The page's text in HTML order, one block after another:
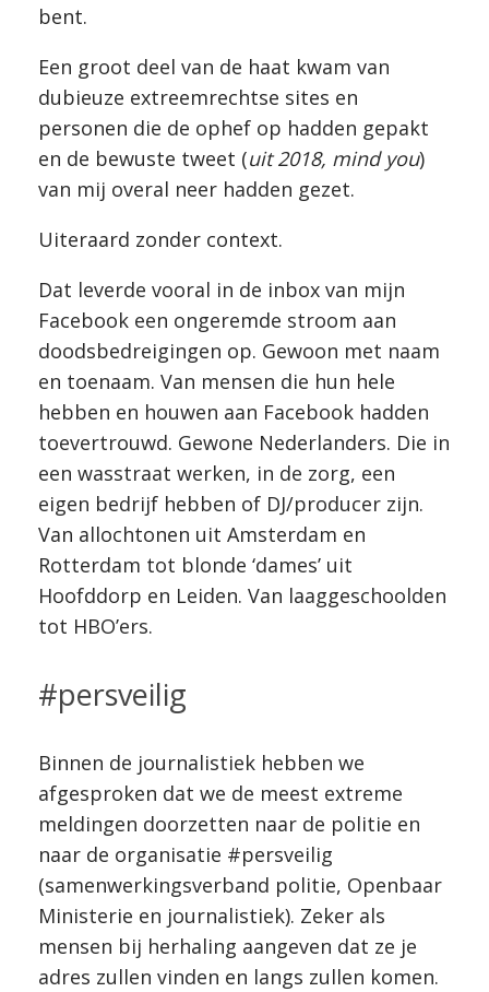
bent.
Een groot deel van de haat kwam van
dubieuze extreemrechtse sites en
personen die de ophef op hadden gepakt
en de bewuste tweet (uit 2018, mind you)
van mij overal neer hadden gezet.
Uiteraard zonder context.
Dat leverde vooral in de inbox van mijn
Facebook een ongeremde stroom aan
doodsbedreigingen op. Gewoon met naam
en toenaam. Van mensen die hun hele
hebben en houwen aan Facebook hadden
toevertrouwd. Gewone Nederlanders. Die in
een wasstraat werken, in de zorg, een
eigen bedrijf hebben of DJ/producer zijn.
Van allochtonen uit Amsterdam en
Rotterdam tot blonde ‘dames’ uit
Hoofddorp en Leiden. Van laaggeschoolden
tot HBO’ers.
#persveilig
Binnen de journalistiek hebben we
afgesproken dat we de meest extreme
meldingen doorzetten naar de politie en
naar de organisatie #persveilig
(samenwerkingsverband politie, Openbaar
Ministerie en journalistiek). Zeker als
mensen bij herhaling aangeven dat ze je
adres zullen vinden en langs zullen komen.